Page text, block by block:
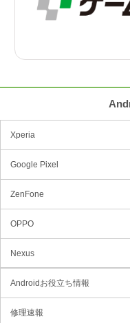
Xperia
Google Pixel
ZenFone
OPPO
Nexus
Androidお役立ち情報
修理速報